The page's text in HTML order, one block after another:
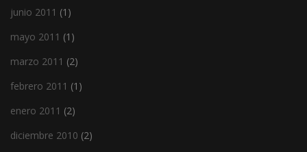
junio 2011 (1)
mayo 2011 (1)
marzo 2011 (2)
febrero 2011 (1)
enero 2011 (2)
diciembre 2010 (2)